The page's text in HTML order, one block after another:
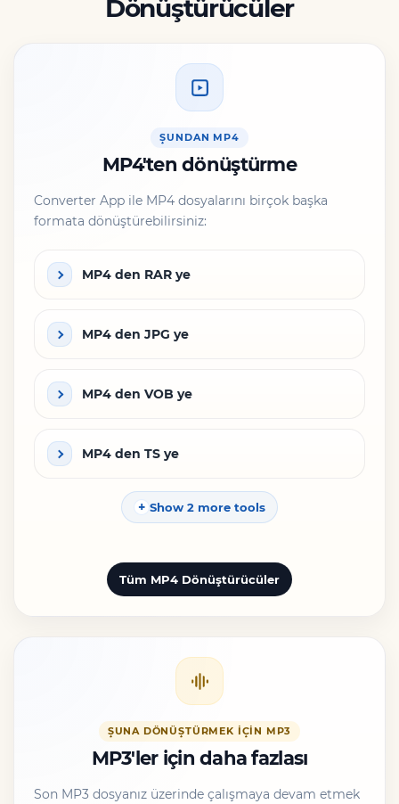
Dönüştürücüler
ŞUNDAN MP4
MP4'ten dönüştürme
Converter App ile MP4 dosyalarını birçok başka
formata dönüştürebilirsiniz:
MP4 den RAR ye
MP4 den JPG ye
MP4 den VOB ye
MP4 den TS ye
Show 2 more tools
Tüm MP4 Dönüştürücüler
ŞUNA DÖNÜŞTÜRMEK IÇIN MP3
MP3'ler için daha fazlası
Son MP3 dosyanız üzerinde çalışmaya devam etmek